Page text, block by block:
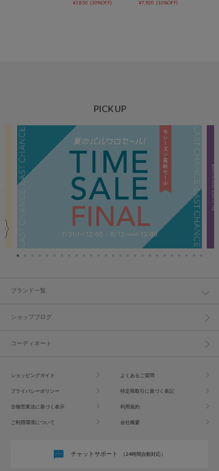
¥3,850 (30%OFF)
¥7,920 (10%OFF)
PICK UP
ブランド一覧
ショップブログ
コーディネート
ショッピングガイド よくあるご質問
プライバシーポリシー 特定商取引に基づく表記
古物営業法に基づく表示 利用規約
ご利用環境について 会社概要
チャットサポート （24時間自動対応）